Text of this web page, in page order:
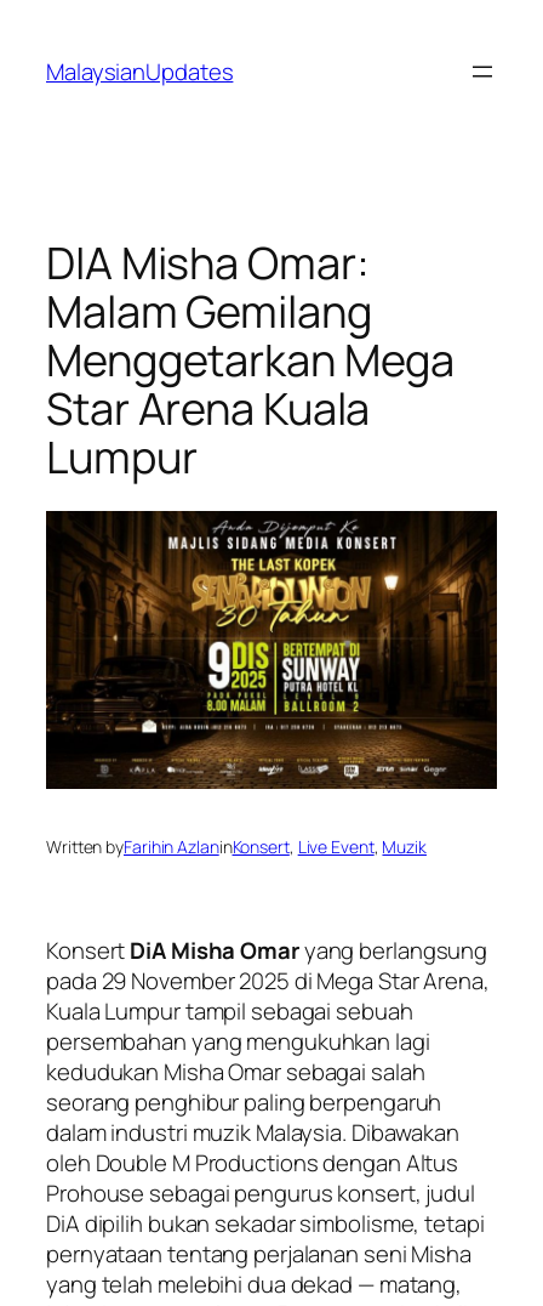
content
MalaysianUpdates
DIA Misha Omar:
Malam Gemilang
Menggetarkan Mega
Star Arena Kuala
Lumpur
Written byFarihin AzlaninKonsert, Live Event, Muzik
KonsertDiA Misha Omaryang berlangsung
pada 29 November 2025 di Mega Star Arena,
Kuala Lumpur tampil sebagai sebuah
persembahan yang mengukuhkan lagi
kedudukan Misha Omar sebagai salah
seorang penghibur paling berpengaruh
dalam industri muzik Malaysia. Dibawakan
oleh Double M Productions dengan Altus
Prohouse sebagai pengurus konsert, judul
DiAdipilih bukan sekadar simbolisme, tetapi
pernyataan tentang perjalanan seni Misha
yang telah melebihi dua dekad — matang,